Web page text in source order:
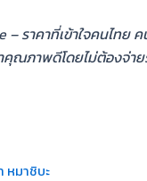
– ราคาที่เข้าใจคนไทย
ณภาพดีโดยไม่ต้องจ่า